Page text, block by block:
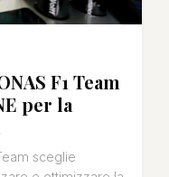
F1 Team
per la
sceglie